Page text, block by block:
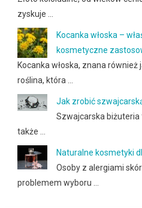
zyskuje …
Kocanka włoska –
kosmetyczne
Kocanka włoska, znana
roślina, która …
Jak zrobić
Szwajcarska biżuteria
także …
Naturalne kosmetyki
Osoby z alergiami
problemem wyboru …